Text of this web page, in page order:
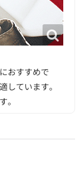
おすすめで
しています。
。